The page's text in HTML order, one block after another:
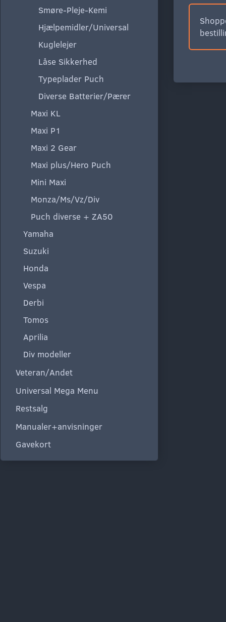
Smøre-Pleje-Kemi
Hjælpemidler/Universal
Kuglelejer
Låse Sikkerhed
Typeplader Puch
Diverse Batterier/Pærer
Maxi KL
Maxi P1
Maxi 2 Gear
Maxi plus/Hero Puch
Mini Maxi
Monza/Ms/Vz/Div
Puch diverse + ZA50
Yamaha
Suzuki
Honda
Vespa
Derbi
Tomos
Aprilia
Div modeller
Veteran/Andet
Universal Mega Menu
Restsalg
Manualer+anvisninger
Gavekort